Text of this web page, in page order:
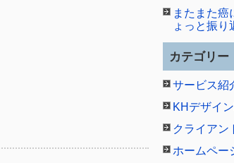
またまた
ょっと振り
カテゴリー
サービス紹
KHデザイ
クライアン
ホームペー